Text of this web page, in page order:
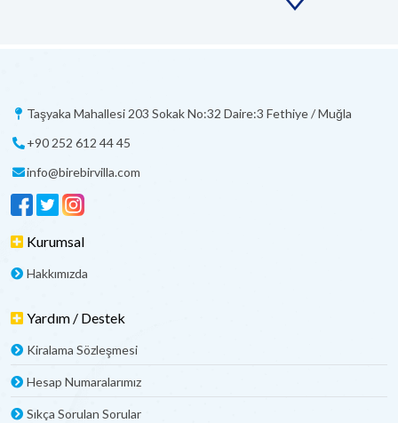
Taşyaka Mahallesi 203 Sokak No:32 Daire:3 Fethiye / Muğla
+90 252 612 44 45
info@birebirvilla.com
Kurumsal
Hakkımızda
Yardım / Destek
Kiralama Sözleşmesi
Hesap Numaralarımız
Sıkça Sorulan Sorular